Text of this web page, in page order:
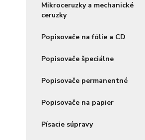
Mikroceruzky a mechanické
ceruzky
Popisovače na fólie a CD
Popisovače špeciálne
Popisovače permanentné
Popisovače na papier
Písacie súpravy